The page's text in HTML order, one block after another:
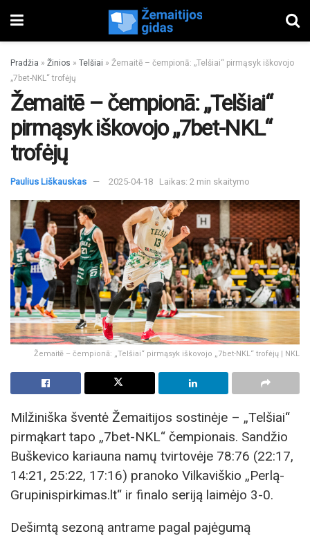
Pradžia » Žinios » Telšiai » Žemaitē – čempionā: „Telšiai“ pirmąsyk iškovojo
„7bet-NKL“ trofėjų
Žemaitē – čempionā: „Telšiai“
pirmąsyk iškovojo „7bet-NKL“
trofėjų
Paulius Liškauskas 2025-04-18 Laikas: 2 min skaitymo
Žemaitē – čempionā: „Telšiai“ pirmąsyk iškovojo „7bet-NKL“ trofėjų | NKL
Milžiniška šventė Žemaitijos sostinėje – „Telšiai“
pirmąkart tapo „7bet-NKL“ čempionais. Sandžio
Buškevico kariauna namų tvirtovėje 78:76 (22:17,
14:21, 25:22, 17:16) pranoko Vilkaviškio „Perlą-
Grupinispirkimas.lt“ ir finalo seriją laimėjo 3-0.
Dešimtą sezoną antrame pagal pajėgumą